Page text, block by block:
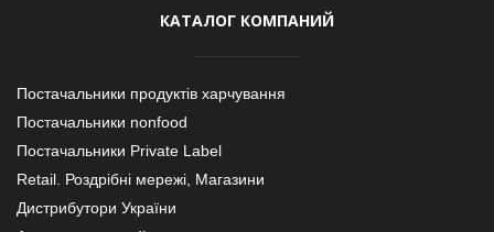
КАТАЛОГ КОМПАНИЙ
Постачальники продуктів харчування
Постачальники nonfood
Постачальники Private Label
Retail. Роздрібні мережі, Магазини
Дистрибутори України